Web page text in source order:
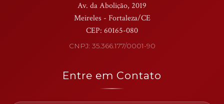
Av. da Abolição, 2019
Meireles - Fortaleza/CE
CEP: 60165-080
CNPJ: 35.366.177/0001-90
Entre em Contato